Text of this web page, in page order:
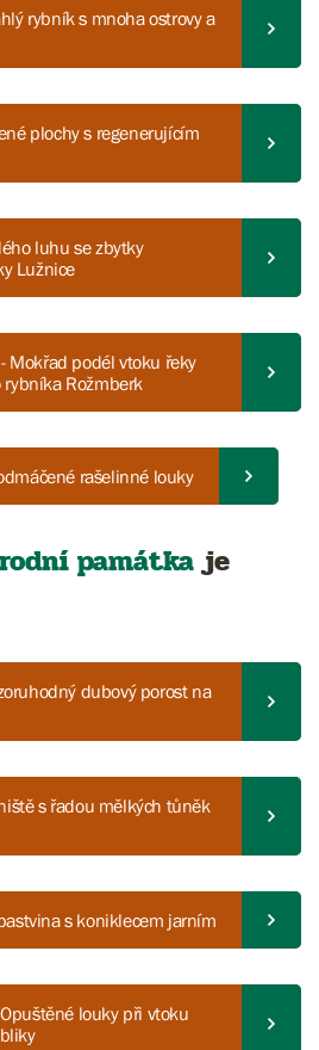
rybník s mnoha ostrovy a
plochy s regenerujícím
luhu se zbytky
Lužnice
Mokřad podél vtoku řeky
rybníka Rožmberk
rašelinné louky
památkaje
dubový porost na
s řadou mělkých tůněk
s koniklecem jarním
louky při vtoku